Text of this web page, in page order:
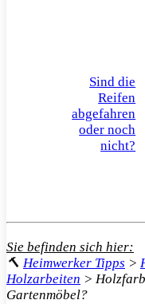
Sind die
Reifen
abgefahren
oder noch
nicht?
Sie befinden sich hier:
🔨 Heimwerker Tipps >
Holzarbeiten >
Gartenmöbel?